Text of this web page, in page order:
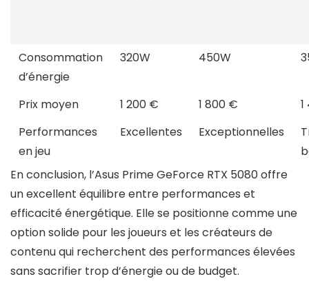
Consommation
d’énergie
320W 450W
Prix moyen 1 200 € 1 800 €
Performances
en jeu
Excellentes Exceptionnelles
En conclusion, l’Asus Prime GeForce RTX 5080 offre
un excellent équilibre entre performances et
efficacité énergétique. Elle se positionne comme une
option solide pour les joueurs et les créateurs de
contenu qui recherchent des performances élevées
sans sacrifier trop d’énergie ou de budget.